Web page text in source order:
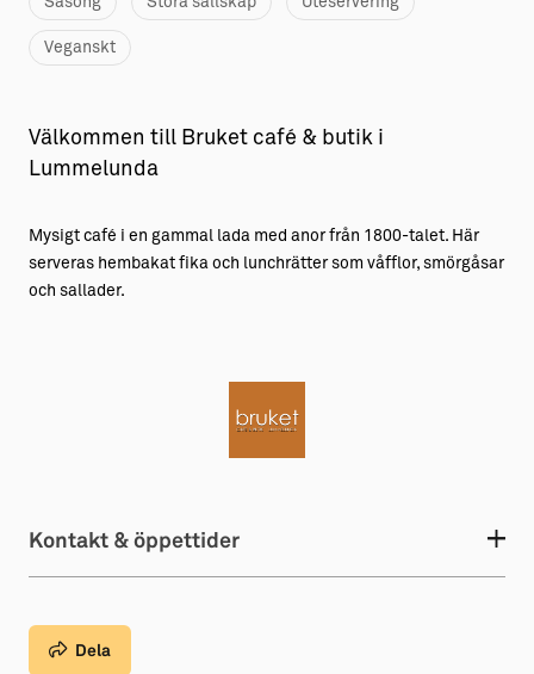
Veganskt
Välkommen till Bruket café & butik i
Lummelunda
Mysigt café i en gammal lada med anor från 1800-talet. Här
serveras hembakat fika och lunchrätter som våfflor, smörgåsar
och sallader.
Kontakt & öppettider
Dela